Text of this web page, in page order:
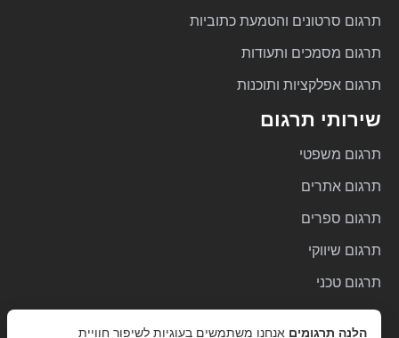
תרגום סרטונים והטמעת כתוביות
תרגום מסמכים ותעודות
תרגום אפלקציות ותוכנות
שירותי תרגום
תרגום משפטי
תרגום אתרים
תרגום ספרים
תרגום שיווקי
תרגום טכני
תרגום רפואי
הלנה תרגומים אנחנו משתמשים בעוגיות לשיפור חוויית